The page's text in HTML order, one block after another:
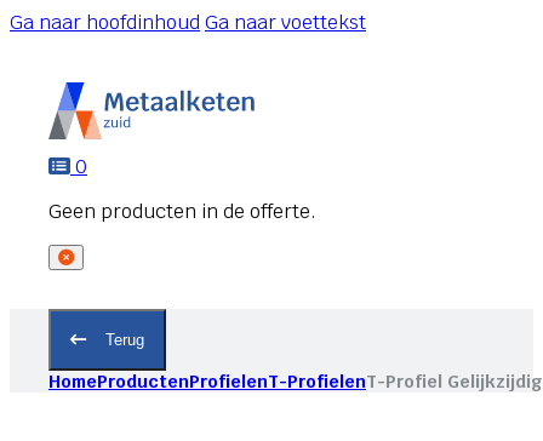
Ga naar hoofdinhoudGa naar voettekst
0
Terug
HomeProductenProfielenT-ProfielenT-Profiel